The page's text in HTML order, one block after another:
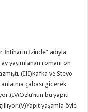
İntiharın İzinde” adıyla
yayımlanan romanı on
(III)Kafka ve Stevo
çabası giderek
bu yapıtı
yaşamla öyle